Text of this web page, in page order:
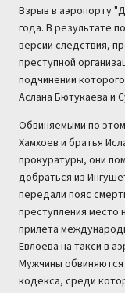
Взрыв в аэропорту
года. В результате
версии следствия,
преступной
подчинении
Аслана Бютукаева и
Обвиняемыми по
Хамхоев и братья
прокуратуры, они
добраться из
передали пояс
преступления место
прилета
Евлоева на такси в
Мужчины обвиняются
кодекса, среди